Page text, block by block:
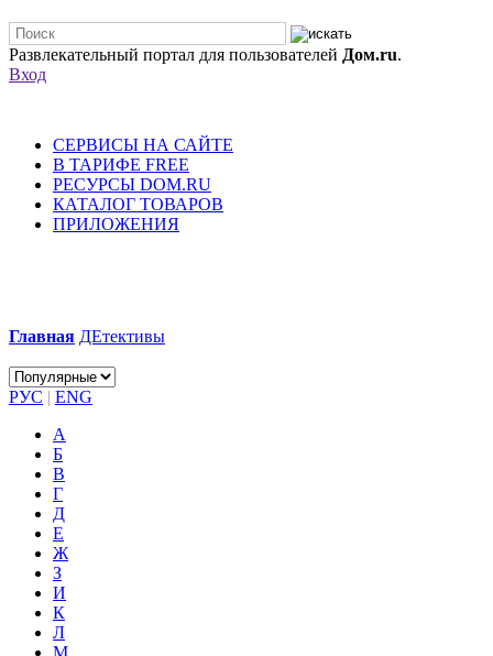
Развлекательный портал для пользователей Дом.ru.
Вход
СЕРВИСЫ НА САЙТЕ
В ТАРИФЕ FREE
РЕСУРСЫ DOM.RU
КАТАЛОГ ТОВАРОВ
ПРИЛОЖЕНИЯ
Главная ДЕтективы
РУС | ENG
А
Б
В
Г
Д
Е
Ж
З
И
К
Л
М